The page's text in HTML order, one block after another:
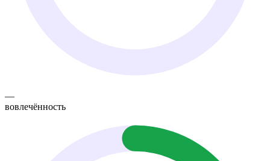
—
вовлечённость